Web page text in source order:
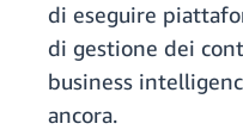
di eseguire
di gestione dei
business
ancora.